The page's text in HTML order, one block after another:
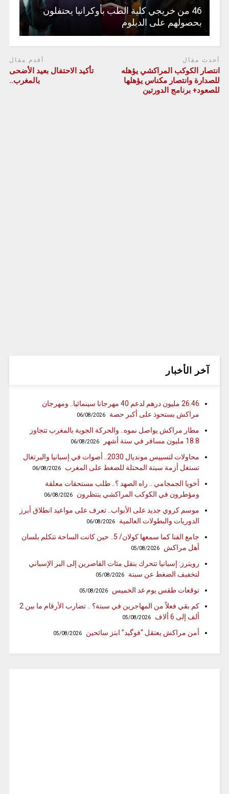
46 من خريجي كلية الطب بأوكرانيا يحتفلون
بحصولهم على الدبلوم
أحدث مقال
انتصار الكوكب المراكشي يؤهله
للصدارة وانتصار مكناس يؤهلها
للصعود+ برنامج الدورتين
أقدم مقال
تأكيد الاحتفال بعيد الأضحى
بالمغرب..
آخر الأخبار
26.46 مليون درهم لدعم 40 مهرجانا سينمائيا.. ومهرجان
مراكش يستحوذ على أكبر حصة
06/08/2026
مطار مراكش يواصل نموه.. والحركة الجوية بالمغرب تتجاوز
18.8 مليون مسافر في ستة أشهر
06/08/2026
محاولات لتسييس مونديال 2030.. أصوات في إسبانيا والبرتغال
تستغل أزمة سبتة المحتلة للضغط على المغرب
06/08/2026
أخويا الجمجامي .. راه الصهد ؟.. طلب مستحقات معلقة
ومؤطرون في الكوكب المراكشي ينتظرون
06/08/2026
موسم كروي جديد على الأبواب.. تعرف على مواعيد انطلاق أبرز
الدوريات والبطولات العالمية
06/08/2026
جامع الفنا كما سمعها كولان/ 5.. حين كانت الساحة تتكلم بلسان
أهل مراكش
05/08/2026
رويترز: إسبانيا تتحرك بنقل مئات القاصرين إلى البر الإسباني
لتخفيف الضغط عن سبتة
05/08/2026
توقعات طقس يوم غد الخميس 05/08/2026
كم بقي فعلاً من المهاجرين في سبتة؟ .. تضارب الأرقام ما بين 2
ألف إلى 6 ألاف
05/08/2026
أمن مراكش يعتقل “فوگيد” ابتز سائحين 05/08/2026